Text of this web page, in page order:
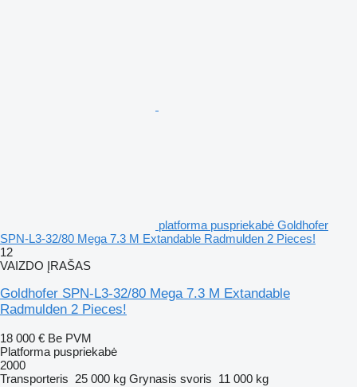
platforma puspriekabė Goldhofer
SPN-L3-32/80 Mega 7.3 M Extandable Radmulden 2 Pieces!
12
VAIZDO ĮRAŠAS
Goldhofer SPN-L3-32/80 Mega 7.3 M Extandable
Radmulden 2 Pieces!
18 000 € Be PVM
Platforma puspriekabė
2000
Transporteris 25 000 kg Grynasis svoris 11 000 kg